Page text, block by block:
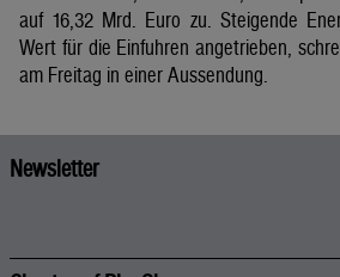
auf 16,32 Mrd. Euro zu. Steigende
Wert für die Einfuhren angetrieben,
am Freitag in einer Aussendung.
Newsletter